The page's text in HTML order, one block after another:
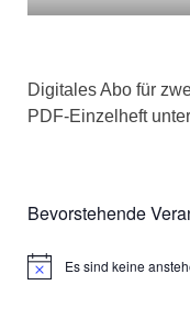
Digitales Abo für
PDF-Einzelheft
Bevorstehende
HinweisEs sind keine